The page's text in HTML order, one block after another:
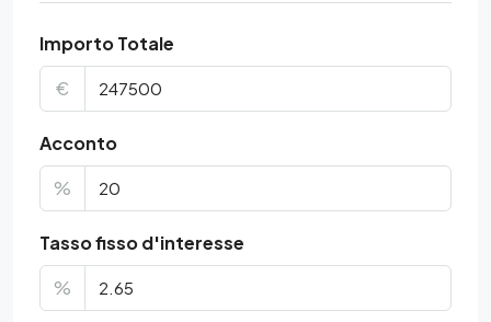
Importo Totale
€
Acconto
%
Tasso fisso d'interesse
%